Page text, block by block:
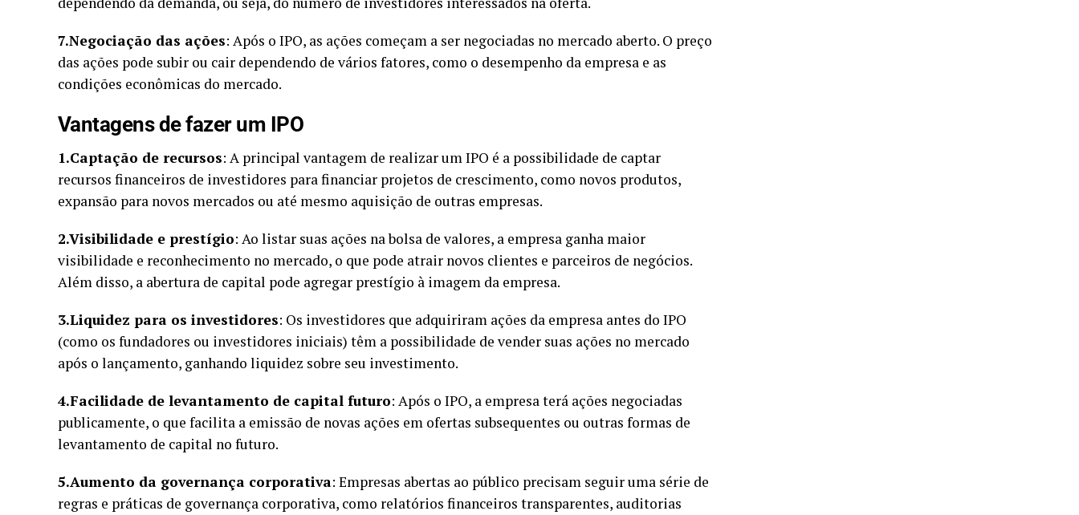
7.Negociação das ações: Após o IPO, as ações começam a ser negociadas no mercado aberto. O preço
das ações pode subir ou cair dependendo de vários fatores, como o desempenho da empresa e as
condições econômicas do mercado.
Vantagens de fazer um IPO
1.Captação de recursos: A principal vantagem de realizar um IPO é a possibilidade de captar
recursos financeiros de investidores para financiar projetos de crescimento, como novos produtos,
expansão para novos mercados ou até mesmo aquisição de outras empresas.
2.Visibilidade e prestígio: Ao listar suas ações na bolsa de valores, a empresa ganha maior
visibilidade e reconhecimento no mercado, o que pode atrair novos clientes e parceiros de negócios.
Além disso, a abertura de capital pode agregar prestígio à imagem da empresa.
3.Liquidez para os investidores: Os investidores que adquiriram ações da empresa antes do IPO
(como os fundadores ou investidores iniciais) têm a possibilidade de vender suas ações no mercado
após o lançamento, ganhando liquidez sobre seu investimento.
4.Facilidade de levantamento de capital futuro: Após o IPO, a empresa terá ações negociadas
publicamente, o que facilita a emissão de novas ações em ofertas subsequentes ou outras formas de
levantamento de capital no futuro.
5.Aumento da governança corporativa: Empresas abertas ao público precisam seguir uma série de
regras e práticas de governança corporativa, como relatórios financeiros transparentes, auditorias